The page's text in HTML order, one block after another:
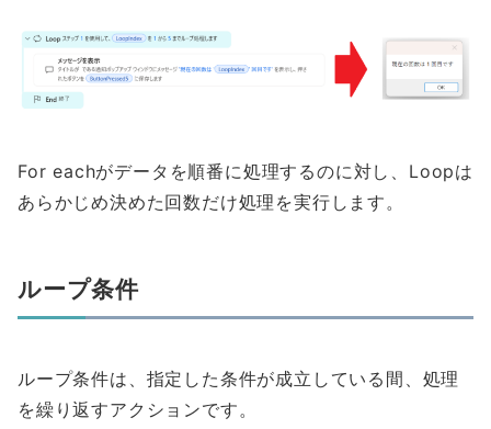
For eachがデータを順番に処理するのに対し、Loopは
あらかじめ決めた回数だけ処理を実行します。
ループ条件
ループ条件は、指定した条件が成立している間、処理
を繰り返すアクションです。